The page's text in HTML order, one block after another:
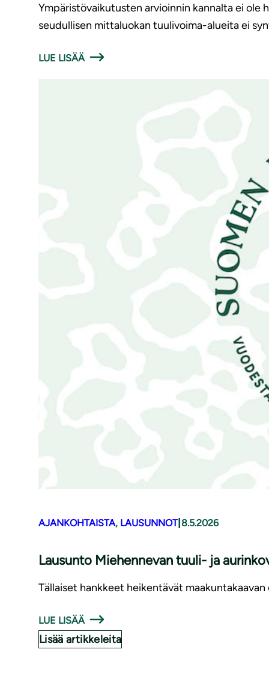
Ympäristövaikutusten arvioinnin kannalta ei ole
seudullisen mittaluokan tuulivoima-alueita ei
LUE LISÄÄ
AJANKOHTAISTA, LAUSUNNOT| 8.5.2026
Lausunto Miehennevan tuuli- ja
Tällaiset hankkeet heikentävät
LUE LISÄÄ
Lisää artikkeleita